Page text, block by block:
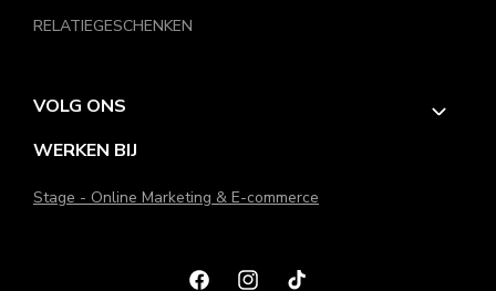
RELATIEGESCHENKEN
VOLG ONS
WERKEN BIJ
Stage - Online Marketing & E-commerce